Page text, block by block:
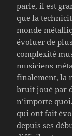
parle, il est
que la
monde
évoluer de
complexité
musiciens
finalement, la
bruit joué par
n’importe
qui ont fait
depuis ses